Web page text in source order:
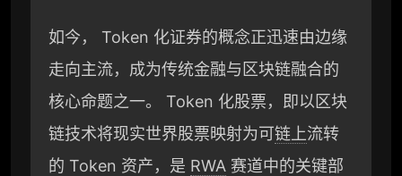
如今， Token 化证券的概念正迅速由边缘
走向主流，成为传统金融与区块链融合的
核心命题之一。 Token 化股票，即以区块
链技术将现实世界股票映射为可链上流转
的 Token 资产，是 RWA 赛道中的关键部